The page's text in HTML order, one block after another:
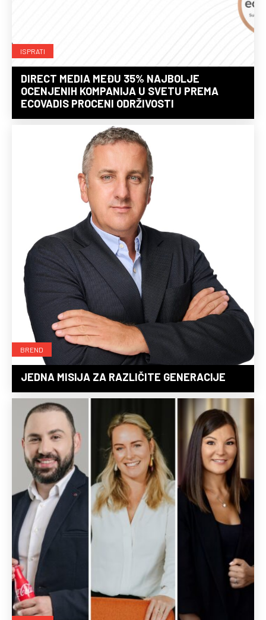
ISPRATI
DIRECT MEDIA MEĐU 35% NAJBOLJE
OCENJENIH KOMPANIJA U SVETU PREMA
ECOVADIS PROCENI ODRŽIVOSTI
BREND
JEDNA MISIJA ZA RAZLIČITE GENERACIJE